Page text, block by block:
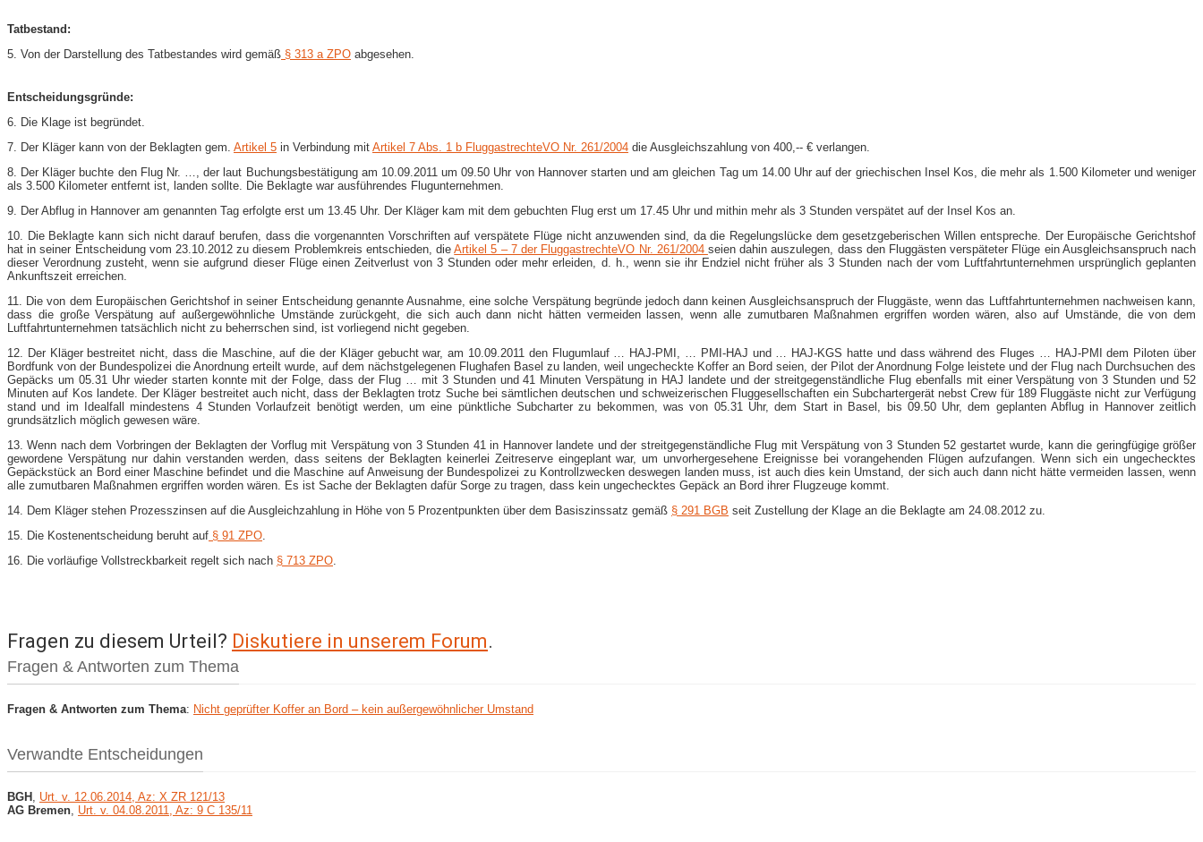
Tatbestand:
5. Von der Darstellung des Tatbestandes wird gemäß § 313 a ZPO abgesehen.
Entscheidungsgründe:
6. Die Klage ist begründet.
7. Der Kläger kann von der Beklagten gem. Artikel 5 in Verbindung mit Artikel 7 Abs. 1 b FluggastrechteVO Nr. 261/2004 die Ausgleichszahlung von 400,-​- € verlangen.
8. Der Kläger buchte den Flug Nr. …, der laut Buchungsbestätigung am 10.09.2011 um 09.50 Uhr von Hannover starten und am gleichen Tag um 14.00 Uhr auf der griechischen Insel Kos, die mehr als 1.500 Kilometer und weniger
als 3.500 Kilometer entfernt ist, landen sollte. Die Beklagte war ausführendes Flugunternehmen.
9. Der Abflug in Hannover am genannten Tag erfolgte erst um 13.45 Uhr. Der Kläger kam mit dem gebuchten Flug erst um 17.45 Uhr und mithin mehr als 3 Stunden verspätet auf der Insel Kos an.
10. Die Beklagte kann sich nicht darauf berufen, dass die vorgenannten Vorschriften auf verspätete Flüge nicht anzuwenden sind, da die Regelungslücke dem gesetzgeberischen Willen entspreche. Der Europäische Gerichtshof
hat in seiner Entscheidung vom 23.10.2012 zu diesem Problemkreis entschieden, dieArtikel 5 – 7 der FluggastrechteVO Nr. 261/2004 seien dahin auszulegen, dass den Fluggästen verspäteter Flüge ein Ausgleichsanspruch nach
dieser Verordnung zusteht, wenn sie aufgrund dieser Flüge einen Zeitverlust von 3 Stunden oder mehr erleiden, d. h., wenn sie ihr Endziel nicht früher als 3 Stunden nach der vom Luftfahrtunternehmen ursprünglich geplanten
Ankunftszeit erreichen.
11. Die von dem Europäischen Gerichtshof in seiner Entscheidung genannte Ausnahme, eine solche Verspätung begründe jedoch dann keinen Ausgleichsanspruch der Fluggäste, wenn das Luftfahrtunternehmen nachweisen kann,
dass die große Verspätung auf außergewöhnliche Umstände zurückgeht, die sich auch dann nicht hätten vermeiden lassen, wenn alle zumutbaren Maßnahmen ergriffen worden wären, also auf Umstände, die von dem
Luftfahrtunternehmen tatsächlich nicht zu beherrschen sind, ist vorliegend nicht gegeben.
12. Der Kläger bestreitet nicht, dass die Maschine, auf die der Kläger gebucht war, am 10.09.2011 den Flugumlauf … HAJ-​PMI, … PMI-​HAJ und … HAJ-​KGS hatte und dass während des Fluges … HAJ-​PMI dem Piloten über
Bordfunk von der Bundespolizei die Anordnung erteilt wurde, auf dem nächstgelegenen Flughafen Basel zu landen, weil ungecheckte Koffer an Bord seien, der Pilot der Anordnung Folge leistete und der Flug nach Durchsuchen des
Gepäcks um 05.31 Uhr wieder starten konnte mit der Folge, dass der Flug … mit 3 Stunden und 41 Minuten Verspätung in HAJ landete und der streitgegenständliche Flug ebenfalls mit einer Verspätung von 3 Stunden und 52
Minuten auf Kos landete. Der Kläger bestreitet auch nicht, dass der Beklagten trotz Suche bei sämtlichen deutschen und schweizerischen Fluggesellschaften ein Subchartergerät nebst Crew für 189 Fluggäste nicht zur Verfügung
stand und im Idealfall mindestens 4 Stunden Vorlaufzeit benötigt werden, um eine pünktliche Subcharter zu bekommen, was von 05.31 Uhr, dem Start in Basel, bis 09.50 Uhr, dem geplanten Abflug in Hannover zeitlich
grundsätzlich möglich gewesen wäre.
13. Wenn nach dem Vorbringen der Beklagten der Vorflug mit Verspätung von 3 Stunden 41 in Hannover landete und der streitgegenständliche Flug mit Verspätung von 3 Stunden 52 gestartet wurde, kann die geringfügige größer
gewordene Verspätung nur dahin verstanden werden, dass seitens der Beklagten keinerlei Zeitreserve eingeplant war, um unvorhergesehene Ereignisse bei vorangehenden Flügen aufzufangen. Wenn sich ein ungechecktes
Gepäckstück an Bord einer Maschine befindet und die Maschine auf Anweisung der Bundespolizei zu Kontrollzwecken deswegen landen muss, ist auch dies kein Umstand, der sich auch dann nicht hätte vermeiden lassen, wenn
alle zumutbaren Maßnahmen ergriffen worden wären. Es ist Sache der Beklagten dafür Sorge zu tragen, dass kein ungechecktes Gepäck an Bord ihrer Flugzeuge kommt.
14. Dem Kläger stehen Prozesszinsen auf die Ausgleichzahlung in Höhe von 5 Prozentpunkten über dem Basiszinssatz gemäß § 291 BGB seit Zustellung der Klage an die Beklagte am 24.08.2012 zu.
15. Die Kostenentscheidung beruht auf § 91 ZPO
16. Die vorläufige Vollstreckbarkeit regelt sich nach § 713 ZPO
Fragen zu diesem Urteil? Diskutiere in unserem Forum.
Fragen & Antworten zum Thema
Fragen & Antworten zum Thema: Nicht geprüfter Koffer an Bord – kein außergewöhnlicher Umstand
Verwandte Entscheidungen
BGH Urt. v. 12.06.2014, Az: X ZR 121/13
AG Bremen Urt. v. 04.08.2011, Az: 9 C 135/11